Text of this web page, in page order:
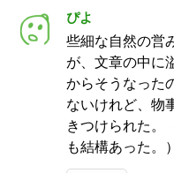
ぴよ
些細な自然の営
が、文章の中に
からそうなった
ないけれど、物
きつけられた。
も結構あった。）